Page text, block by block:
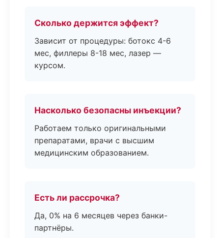
Сколько держится эффект?
Зависит от процедуры: ботокс 4-6
мес, филлеры 8-18 мес, лазер —
курсом.
Насколько безопасны инъекции?
Работаем только оригинальными
препаратами, врачи с высшим
медицинским образованием.
Есть ли рассрочка?
Да, 0% на 6 месяцев через банки-
партнёры.